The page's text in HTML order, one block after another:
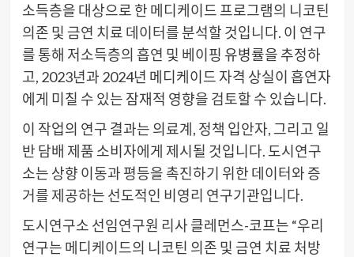
소득층을 대상으로 한 메디케이드 프로그램의 니코틴
의존 및 금연 치료 데이터를 분석할 것입니다. 이 연구
를 통해 저소득층의 흡연 및 베이핑 유병률을 추정하
고, 2023년과 2024년 메디케이드 자격 상실이 흡연자
에게 미칠 수 있는 잠재적 영향을 검토할 수 있습니다.
이 작업의 연구 결과는 의료계, 정책 입안자, 그리고 일
반 담배 제품 소비자에게 제시될 것입니다. 도시연구
소는 상향 이동과 평등을 촉진하기 위한 데이터와 증
거를 제공하는 선도적인 비영리 연구기관입니다.
도시연구소 선임연구원 리사 클레먼스-코프는 “우리
연구는 메디케이드의 니코틴 의존 및 금연 치료 처방